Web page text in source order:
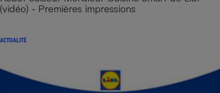
(vidéo) - Premières impressions
ACTUALITÉ